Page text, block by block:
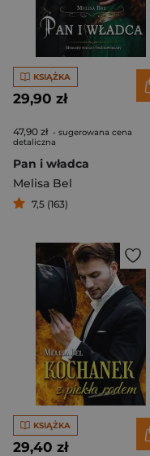
KSIĄŻKA
29,90 zł
47,90 zł - sugerowana cena
detaliczna
Pan i władca
Melisa Bel
7,5 (163)
KSIĄŻKA
29,40 zł